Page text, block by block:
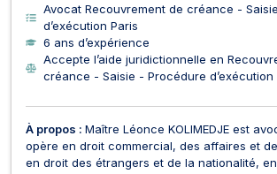
Avocat Recouvrement de créance -
d’exécution Paris
6 ans d’expérience
Accepte l’aide juridictionnelle en
créance - Saisie - Procédure d’exécution
À propos : Maître Léonce KOLIMEDJE est
opère en droit commercial, des affaires et
en droit des étrangers et de la nationalité,